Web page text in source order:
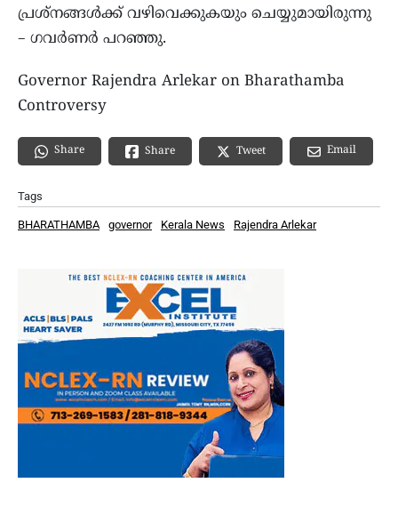
പ്രശ്‌നങ്ങള്‍ക്ക് വഴിവെക്കുകയും ചെയ്യുമായിരുന്നു
– ഗവര്‍ണര്‍ പറഞ്ഞു.
Governor Rajendra Arlekar on Bharathamba
Controversy
Share Share Tweet Email
Tags
BHARATHAMBA governor Kerala News Rajendra Arlekar